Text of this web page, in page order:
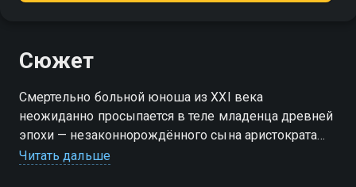
Сюжет
Смертельно больной юноша из XXI века
неожиданно просыпается в теле младенца древней
эпохи — незаконнорождённого сына аристократа
могущественной империи Южного Цина. Стремясь
Читать дальше